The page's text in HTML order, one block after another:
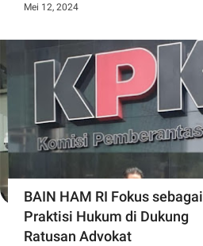
Mei 12, 2024
BAIN HAM RI Fokus sebagai
Praktisi Hukum di Dukung
Ratusan Advokat